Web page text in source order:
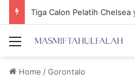
Menu
Home /Gorontalo